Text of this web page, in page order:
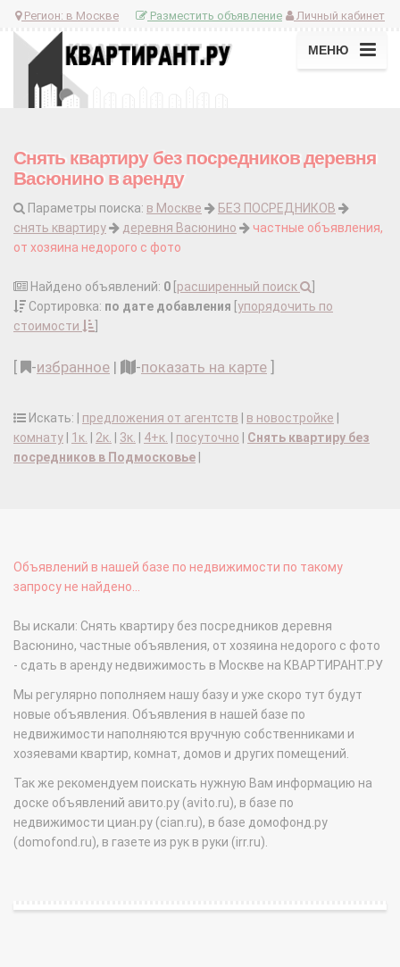
Регион: в Москве Личный кабинет
Разместить объявление
МЕНЮ
Снять квартиру без посредников деревня
Васюнино в аренду
Параметры поиска: в Москве
БЕЗ ПОСРЕДНИКОВ
снять квартиру
деревня Васюнино
частные объявления,
от хозяина недорого с фото
Найдено объявлений: 0 расширенный поиск
Сортировка: по дате добавления упорядочить по
стоимости
-избранное | -показать на карте
Искать: | предложения от агентств в новостройке
комнату
1к. 2к. 3к. 4+к. посуточно
Снять квартиру без
посредников в Подмосковье
Объявлений в нашей базе по недвижимости по такому
запросу не найдено...
Вы искали: Снять квартиру без посредников деревня
Васюнино, частные объявления, от хозяина недорого с фото
- сдать в аренду недвижимость в Москве на КВАРТИРАНТ.РУ
Мы регулярно пополняем нашу базу и уже скоро тут будут
новые объявления. Объявления в нашей базе по
недвижимости наполняются вручную собственниками и
хозяевами квартир, комнат, домов и других помещений.
Так же рекомендуем поискать нужную Вам информацию на
доске объявлений авито.ру (avito.ru), в базе по
недвижимости циан.ру (cian.ru), в базе домофонд.ру
(domofond.ru), в газете из рук в руки (irr.ru).